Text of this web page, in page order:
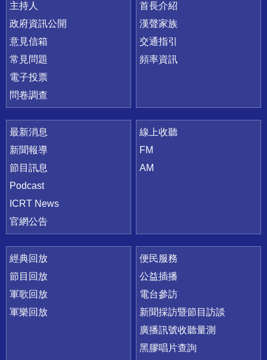
主持人
政府資訊公開
意見信箱
常見問題
電子投票
問卷調查
首長介紹
漢聲家族
交通指引
頻率資訊
最新消息
新聞報導
節目訊息
Podcast
ICRT News
官網公告
線上收聽
FM
AM
經典回放
節目回放
軍歌回放
軍樂回放
便民服務
公益插播
電台參訪
新聞採訪暨節目訪談
廣播訊號收聽量測
黑膠唱片查詢